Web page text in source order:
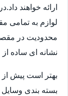
ارائه خواهند
لوازم به تمامی
محدودیت در
نشانه ای ساده
بهتر است پیش از
بسته بندی